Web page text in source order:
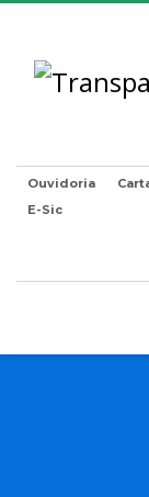
Ouvidoria
E-Sic